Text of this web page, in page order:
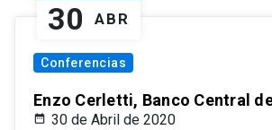
30 ABR
Conferencias
Enzo Cerletti, Banco Central
30 de Abril de 2020